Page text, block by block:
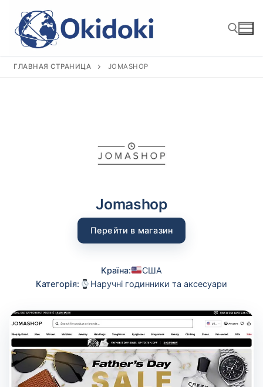
содержимому
ГЛАВНАЯ СТРАНИЦА JOMASHOP
Jomashop
Перейти в магазин
Країна:
США
Категорія:
Наручні годинники та аксесуари